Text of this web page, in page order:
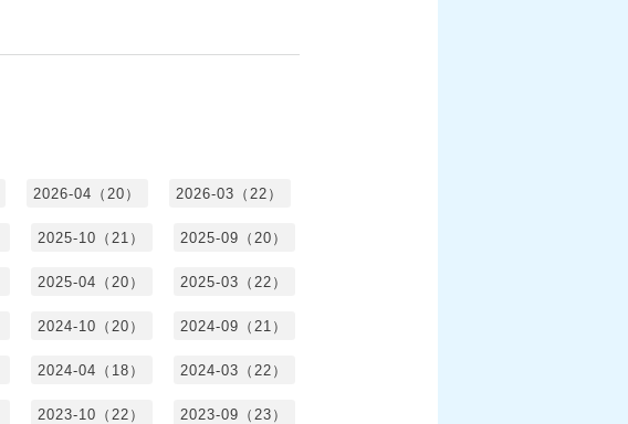
2026-04（20） 2026-03（22）
2025-10（21） 2025-09（20）
2025-04（20） 2025-03（22）
2024-10（20） 2024-09（21）
2024-04（18） 2024-03（22）
2023-10（22） 2023-09（23）